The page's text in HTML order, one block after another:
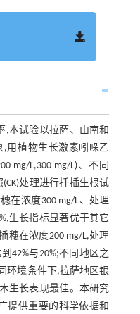
,本试验以拉萨、山南和
用植物生长激素吲哚乙
mg/L,300 mg/L)、不同
(CK)处理进行扦插生根试
在浓度300 mg/L、处理
生长指标显著优于其它
穗在浓度200 mg/L,处理
42%与20%;不同地区之
环境条件下,拉萨地区银
生长表现最佳。本研究
提供重要的科学依据和